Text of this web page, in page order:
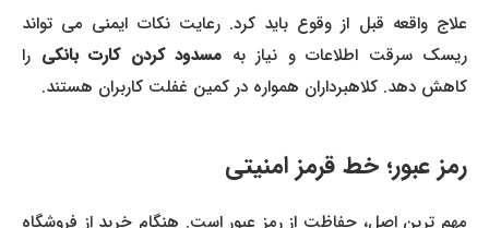
علاج واقعه قبل از وقوع باید کرد. رعایت نکات ایمنی می تواند
ریسک سرقت اطلاعات و نیاز بهمسدود کردن کارت بانکیرا
کاهش دهد. کلاهبرداران همواره در کمین غفلت کاربران هستند.
رمز عبور؛ خط قرمز امنیتی
مهم ترین اصل، حفاظت از رمز عبور است. هنگام خرید از فروشگاه